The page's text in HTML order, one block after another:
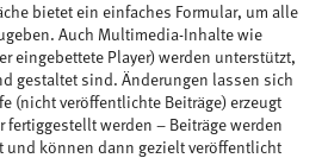
bietet ein einfaches Formular, um alle
Auch Multimedia-Inhalte wie
eingebettete Player) werden unterstützt,
gestaltet sind. Änderungen lassen sich
(nicht veröffentlichte Beiträge) erzeugt
werden – Beiträge werden
und können dann gezielt veröffentlicht